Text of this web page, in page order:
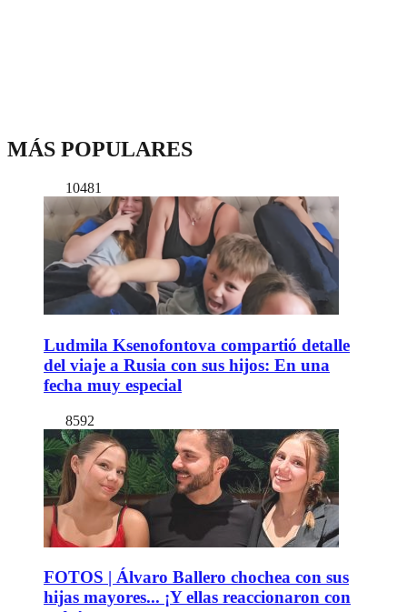
MÁS POPULARES
10481
Ludmila Ksenofontova compartió detalle
del viaje a Rusia con sus hijos: En una
fecha muy especial
8592
FOTOS | Álvaro Ballero chochea con sus
hijas mayores... ¡Y ellas reaccionaron con